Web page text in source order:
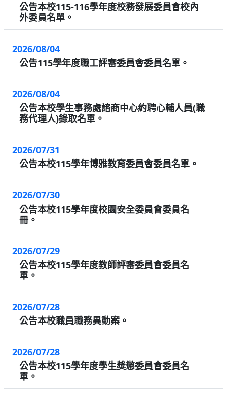
公告本校115-116學年度校務發展委員會校內
外委員名單。
2026/08/04
公告115學年度職工評審委員會委員名單。
2026/08/04
公告本校學生事務處諮商中心約聘心輔人員(職
務代理人)錄取名單。
2026/07/31
公告本校115學年博雅教育委員會委員名單。
2026/07/30
公告本校115學年度校園安全委員會委員名
冊。
2026/07/29
公告本校115學年度教師評審委員會委員名
單。
2026/07/28
公告本校職員職務異動案。
2026/07/28
公告本校115學年度學生獎懲委員會委員名
單。